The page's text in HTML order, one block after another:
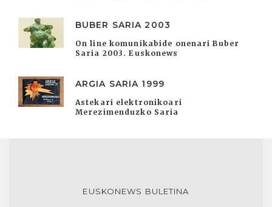
BUBER SARIA 2003
On line komunikabide onenari Buber
Saria 2003. Euskonews
ARGIA SARIA 1999
Astekari elektronikoari
Merezimenduzko Saria
EUSKONEWS BULETINA